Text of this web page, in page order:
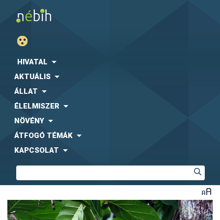
HIVATAL
AKTUÁLIS
ÁLLAT
ÉLELMISZER
NÖVÉNY
ÁTFOGÓ TÉMÁK
KAPCSOLAT